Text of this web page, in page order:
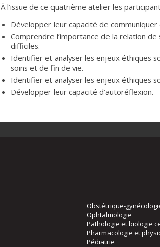
À l’issue de ce quatrième atelier les
Développer leur capacité de
Comprendre l’importance de la relation
difficiles.
Identifier et analyser les enjeux éthiques
soins et de fin de vie.
Identifier et analyser les enjeux éthiques
Développer leur capacité d’autoréflexion.
Obstétrique-
Ophtalmologie
Pathologie et biologie
Pharmacologie et
Pédiatrie